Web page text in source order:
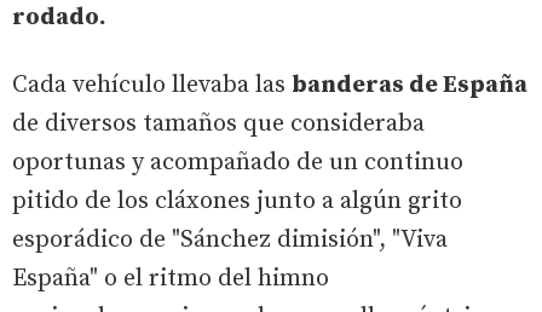
rodado.
Cada vehículo llevaba las banderas de España
de diversos tamaños que consideraba
oportunas y acompañado de un continuo
pitido de los cláxones junto a algún grito
esporádico de "Sánchez dimisión", "Viva
España" o el ritmo del himno